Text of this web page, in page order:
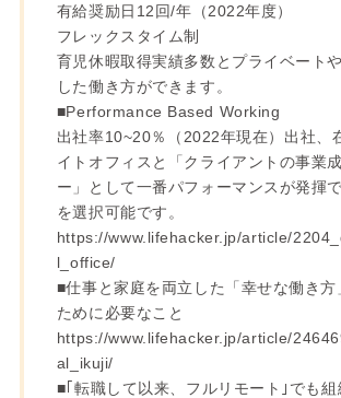
有給奨励日12回/年（2022年度）
フレックスタイム制
育児休暇取得実績多数とプライベート
した働き方ができます。
■Performance Based Working
出社率10~20％（2022年現在）出社、
イトオフィスと「クライアントの事業
ー」として一番パフォーマンスが発揮
を選択可能です。
https://www.lifehacker.jp/article/
l_office/
■仕事と家庭を両立した「幸せな働き方
ために必要なこと
https://www.lifehacker.jp/article/
al_ikuji/
■｢転職して以来、フルリモート｣でも組